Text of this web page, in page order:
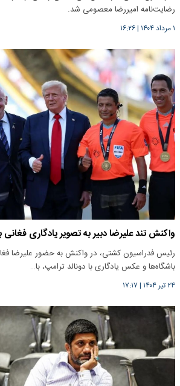
رضایت‌نامه امیررضا معصومی شد.
۱ مرداد ۱۴۰۴ |۱۶:۲۶
واکنش تند علیرضا دبیر به تصویر یادگاری فغانی
رئیس فدراسیون کشتی، در واکنش به حضور علیرضا
باشگاه‌ها و عکس یادگاری با دونالد ترامپ، با…
۲۴ تیر ۱۴۰۴ | ۱۷:۱۷